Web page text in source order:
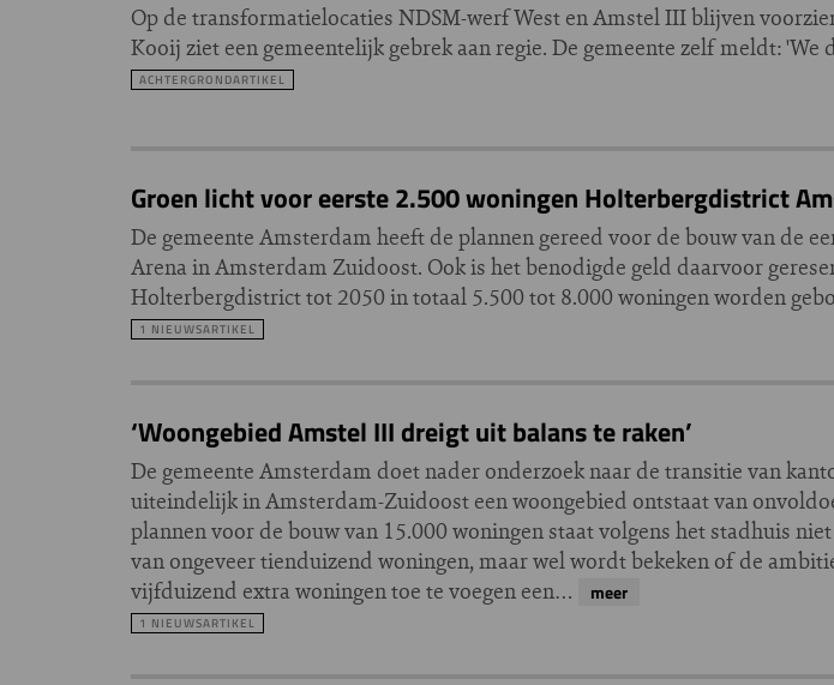
Op de transformatielocaties NDSM-werf West en Amstel III blijven
Kooij ziet een gemeentelijk gebrek aan regie. De gemeente zelf meldt:
ACHTERGRONDARTIKEL
Groen licht voor eerste 2.500 woningen Holterbergdistrict
De gemeente Amsterdam heeft de plannen gereed voor de bouw van de
Arena in Amsterdam Zuidoost. Ook is het benodigde geld daarvoor
Holterbergdistrict tot 2050 in totaal 5.500 tot 8.000 woningen worden
1 NIEUWSARTIKEL
‘Woongebied Amstel III dreigt uit balans te raken’
De gemeente Amsterdam doet nader onderzoek naar de transitie van
uiteindelijk in Amsterdam-Zuidoost een woongebied ontstaat van
plannen voor de bouw van 15.000 woningen staat volgens het stadhuis
van ongeveer tienduizend woningen, maar wel wordt bekeken of de
vijfduizend extra woningen toe te voegen een…
meer
1 NIEUWSARTIKEL